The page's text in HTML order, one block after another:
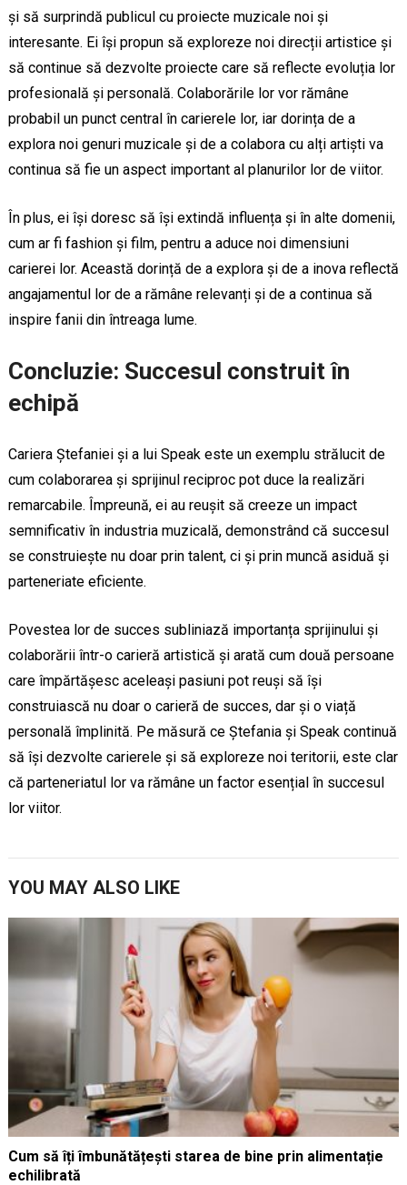
și să surprindă publicul cu proiecte muzicale noi și
interesante. Ei își propun să exploreze noi direcții artistice și
să continue să dezvolte proiecte care să reflecte evoluția lor
profesională și personală. Colaborările lor vor rămâne
probabil un punct central în carierele lor, iar dorința de a
explora noi genuri muzicale și de a colabora cu alți artiști va
continua să fie un aspect important al planurilor lor de viitor.
În plus, ei își doresc să își extindă influența și în alte domenii,
cum ar fi fashion și film, pentru a aduce noi dimensiuni
carierei lor. Această dorință de a explora și de a inova reflectă
angajamentul lor de a rămâne relevanți și de a continua să
inspire fanii din întreaga lume.
Concluzie: Succesul construit în
echipă
Cariera Ștefaniei și a lui Speak este un exemplu strălucit de
cum colaborarea și sprijinul reciproc pot duce la realizări
remarcabile. Împreună, ei au reușit să creeze un impact
semnificativ în industria muzicală, demonstrând că succesul
se construiește nu doar prin talent, ci și prin muncă asiduă și
parteneriate eficiente.
Povestea lor de succes subliniază importanța sprijinului și
colaborării într-o carieră artistică și arată cum două persoane
care împărtășesc aceleași pasiuni pot reuși să își
construiască nu doar o carieră de succes, dar și o viață
personală împlinită. Pe măsură ce Ștefania și Speak continuă
să își dezvolte carierele și să exploreze noi teritorii, este clar
că parteneriatul lor va rămâne un factor esențial în succesul
lor viitor.
YOU MAY ALSO LIKE
Cum să îți îmbunătățești starea de bine prin alimentație
echilibrată